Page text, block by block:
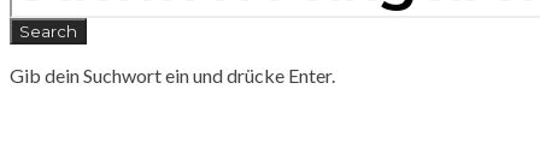
Search
Gib dein Suchwort ein und drücke Enter.